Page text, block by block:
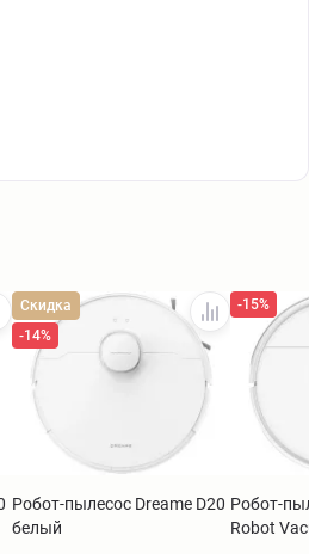
Скидка
-14%
Робот-пылесос Dreame D20
белый
-15%
Робот-
Robot